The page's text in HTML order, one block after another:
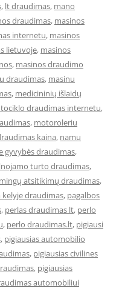
, lt draudimas, mano
draudimas, masinos
internetu, masinos
lietuvoje, masinos
, masinos draudimo
draudimas, masinu
, medicininių išlaidų
draudimas internetu,
, motoroleriu
kaina, namu
gyvybės draudimas,
turto draudimas,
atsitikimų draudimas,
kelyje draudimas, pagalbos
, perlas draudimas lt, perlo
, perlo draudimas.lt, pigiausi
, pigiausias automobilio
, pigiausias civilines
, pigiausias
automobiliui